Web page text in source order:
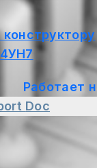
Работает
Doc